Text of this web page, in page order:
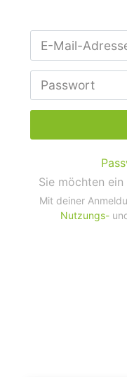
Sie möchten
Mit deiner
Nutzungs-